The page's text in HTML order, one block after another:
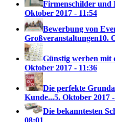
Firmenschilder und
Oktober 2017 - 11:54
Bewerbung von
Großveranstaltungen10.
Günstig werben mit
Oktober 2017 - 11:36
Die perfekte
Kunde...5. Oktober 2017
Die bekanntesten
08:01